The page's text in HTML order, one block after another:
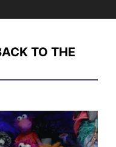
TO THE